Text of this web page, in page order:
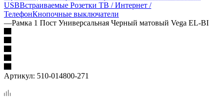
USBВстраиваемые Розетки ТВ / Интернет /
ТелефонКнопочные выключатели
—Рамка 1 Пост Универсальная Черный матовый Vega EL-BI
Артикул: 510-014800-271